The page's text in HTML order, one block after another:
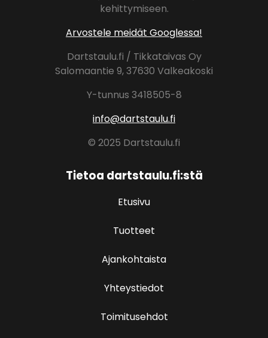
kehittymiseen.
Arvostele meidät Googlessa!
Dartstaulu.fi / Tikkataivas Oy
Salomaantie 9, 37630 Valkeakoski
Y-tunnus 3418505-8
info@dartstaulu.fi
© 2025 Dartstaulu.fi
Tietoa dartstaulu.fi:stä
Etusivu
Tuotteet
Ajankohtaista
Yhteystiedot
Toimitusehdot